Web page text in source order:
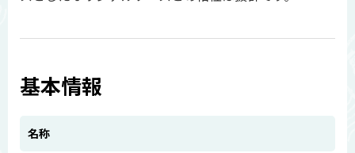
基本情報
名称